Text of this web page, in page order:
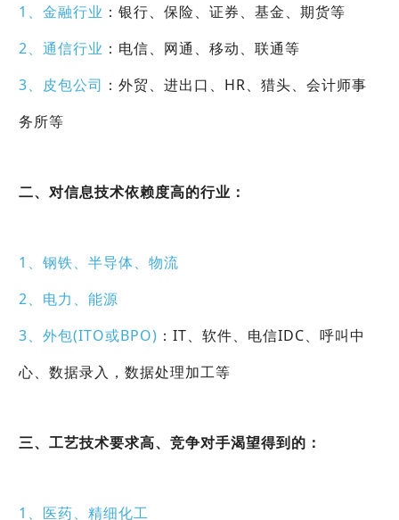
1、金融行业 ：银行、保险、证券、基金、期货等
2、通信行业 ：电信、网通、移动、联通等
3、皮包公司 ：外贸、进出口、HR、猎头、会计师事
务所等
二、对信息技术依赖度高的行业：
1、钢铁、半导体、物流
2、电力、能源
3、外包(ITO或BPO) ：IT、软件、电信IDC、呼叫中
心、数据录入，数据处理加工等
三、工艺技术要求高、竞争对手渴望得到的：
1、医药、精细化工